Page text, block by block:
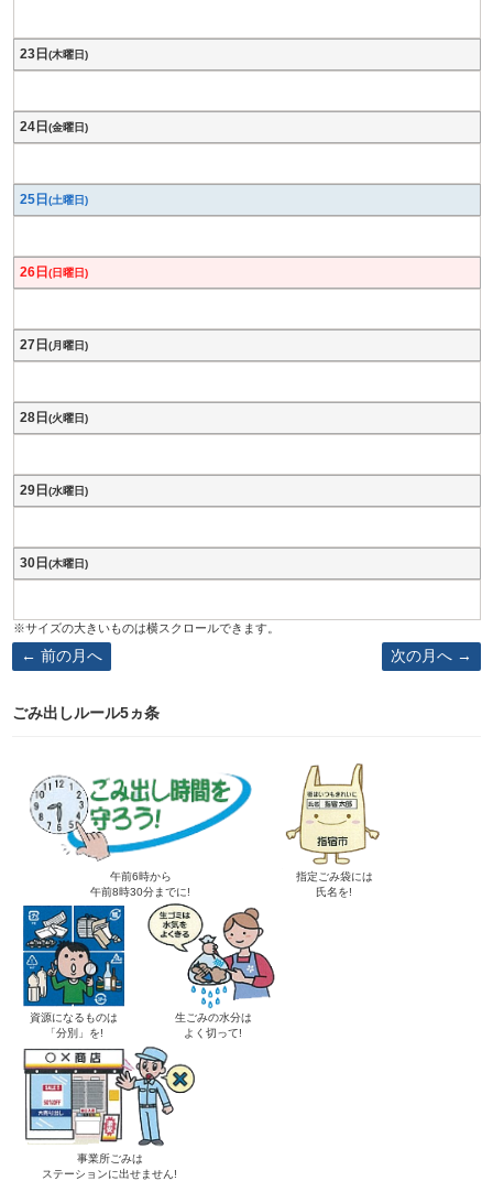
23日 (木曜日)
24日 (金曜日)
25日 (土曜日)
26日 (日曜日)
27日 (月曜日)
28日 (火曜日)
29日 (水曜日)
30日 (木曜日)
前の月へ 次の月へ
ごみ出しルール5ヵ条
午前6時から
午前8時30分までに!
指定ごみ袋には
氏名を!
資源になるものは
「分別」を!
生ごみの水分は
よく切って!
事業所ごみは
ステーションに出せません!